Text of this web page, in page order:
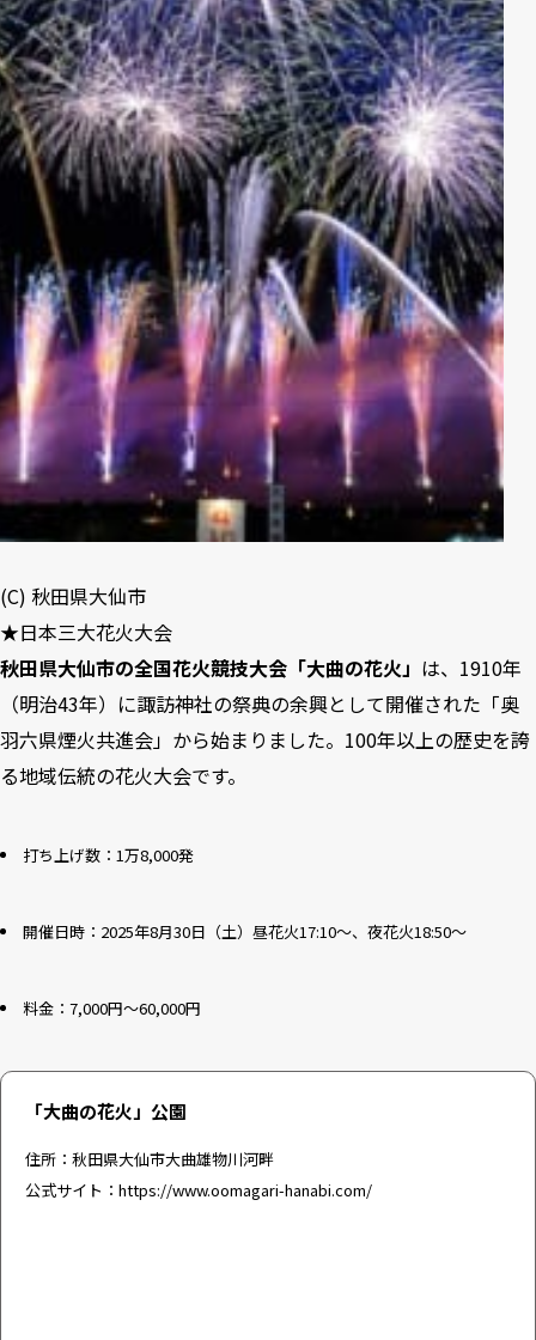
(C) 秋田県大仙市
★日本三大花火大会
秋田県大仙市の全国花火競技大会「大曲の花火」 は、1910年
（明治43年）に諏訪神社の祭典の余興として開催された「奥
羽六県煙火共進会」から始まりました。100年以上の歴史を誇
る地域伝統の花火大会です。
打ち上げ数：1万8,000発
開催日時：2025年8月30日（土）昼花火17:10～、夜花火18:50～
料金：7,000円～60,000円
「大曲の花火」公園
住所：秋田県大仙市大曲雄物川河畔
公式サイト： https://www.oomagari-hanabi.com/